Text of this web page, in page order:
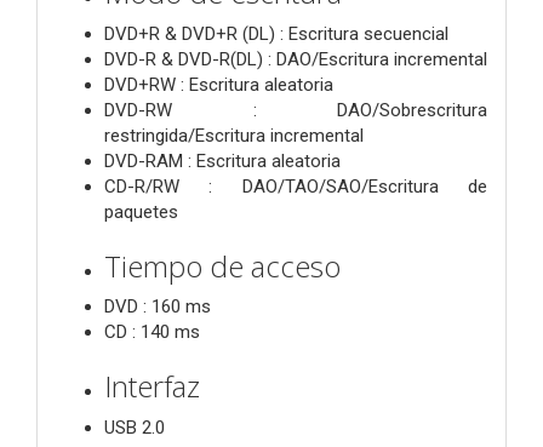
DVD+R & DVD+R (DL) : Escritura secuencial
DVD-R & DVD-R(DL) : DAO/Escritura incremental
DVD+RW : Escritura aleatoria
DVD-RW : DAO/Sobrescritura
restringida/Escritura incremental
DVD-RAM : Escritura aleatoria
CD-R/RW : DAO/TAO/SAO/Escritura de
paquetes
Tiempo de acceso
DVD : 160 ms
CD : 140 ms
Interfaz
USB 2.0